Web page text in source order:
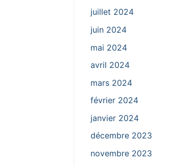
juillet 2024
juin 2024
mai 2024
avril 2024
mars 2024
février 2024
janvier 2024
décembre 2023
novembre 2023